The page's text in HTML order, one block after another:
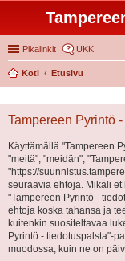
Pikalinkit UKK
Koti
Etusivu
Tampereen Pyrintö
Käyttämällä "Tampereen
"meitä", "meidän",
"https://
seuraavia ehtoja. Mikäli
"Tampereen Pyrintö -
ehtoja koska tahansa ja
kuitenkin suositeltavaa
Pyrintö - tiedotuspalsta"-
muodossa, kuin ne on